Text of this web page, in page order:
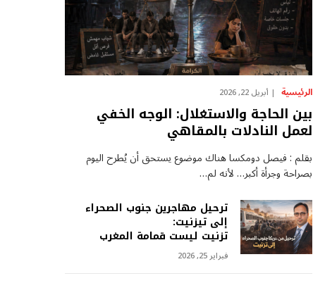
الرئيسية أبريل 22, 2026
بين الحاجة والاستغلال: الوجه الخفي
لعمل النادلات بالمقاهي
بقلم : فيصل دومكسا هناك موضوع يستحق أن يُطرح اليوم
بصراحة وجرأة أكبر… لأنه لم…
ترحيل مهاجرين جنوب الصحراء
إلى تيزنيت:
تزنيت ليست قمامة المغرب
فبراير 25, 2026